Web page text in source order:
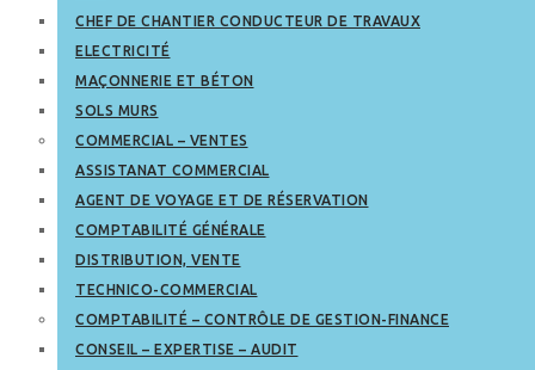
CHEF DE CHANTIER CONDUCTEUR DE TRAVAUX
ELECTRICITÉ
MAÇONNERIE ET BÉTON
SOLS MURS
COMMERCIAL – VENTES
ASSISTANAT COMMERCIAL
AGENT DE VOYAGE ET DE RÉSERVATION
COMPTABILITÉ GÉNÉRALE
DISTRIBUTION, VENTE
TECHNICO-COMMERCIAL
COMPTABILITÉ – CONTRÔLE DE GESTION-FINANCE
CONSEIL – EXPERTISE – AUDIT